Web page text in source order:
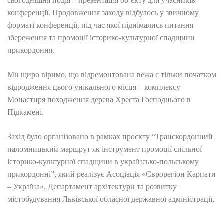
конференції. Продовження заходу відбулось у звичному
форматі конференції, під час якої піднімались питання
збереження та промоції історико-культурної спадщини
прикордоння.
Ми щиро віримо, що відремонтована вежа є тільки початком
відродження цього унікального місця – комплексу
Монастиря походження дерева Хреста Господнього в
Підкамені.
Захід було організовано в рамках проєкту “Транскордонний
паломницький маршрут як інструмент промоції спільної
історико-культурної спадщини в українсько-польському
прикордонні”, який реалізує Асоціація «Єврорегіон Карпати
– Україна», Департамент архітектури та розвитку
містобудування Львівської обласної державної адміністрації,